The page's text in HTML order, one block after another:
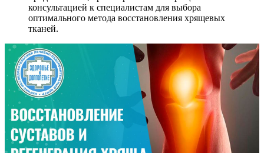
консультацией к специалистам для выбора
оптимального метода восстановления хрящевых
тканей.